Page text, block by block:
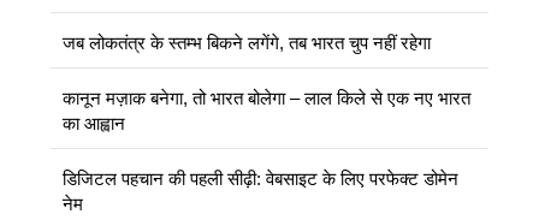
जब लोकतंत्र के स्तम्भ बिकने लगेंगे, तब भारत चुप नहीं रहेगा
कानून मज़ाक बनेगा, तो भारत बोलेगा – लाल किले से एक नए भारत
का आह्वान
डिजिटल पहचान की पहली सीढ़ी: वेबसाइट के लिए परफेक्ट डोमेन
नेम